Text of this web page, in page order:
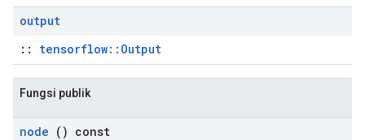
output
:: tensorflow::Output
Fungsi publik
node () const